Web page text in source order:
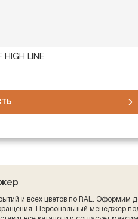
HIGH LINE
и всех цветов по RAL. Оформим
Персональный менеджер